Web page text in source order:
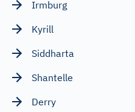
Irmburg
Kyrill
Siddharta
Shantelle
Derry